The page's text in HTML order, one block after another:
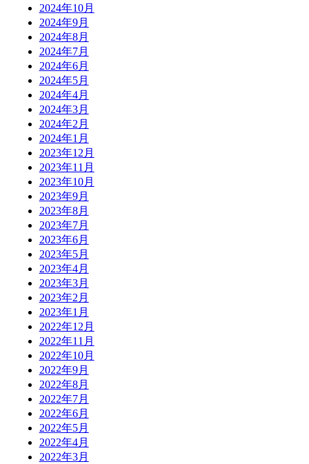
2024年10月
2024年9月
2024年8月
2024年7月
2024年6月
2024年5月
2024年4月
2024年3月
2024年2月
2024年1月
2023年12月
2023年11月
2023年10月
2023年9月
2023年8月
2023年7月
2023年6月
2023年5月
2023年4月
2023年3月
2023年2月
2023年1月
2022年12月
2022年11月
2022年10月
2022年9月
2022年8月
2022年7月
2022年6月
2022年5月
2022年4月
2022年3月